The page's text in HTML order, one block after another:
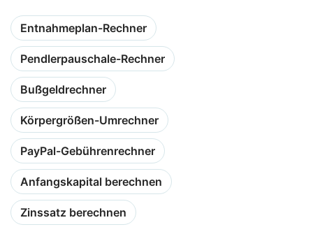
Entnahmeplan-Rechner
Pendlerpauschale-Rechner
Bußgeldrechner
Körpergrößen-Umrechner
PayPal-Gebührenrechner
Anfangskapital berechnen
Zinssatz berechnen